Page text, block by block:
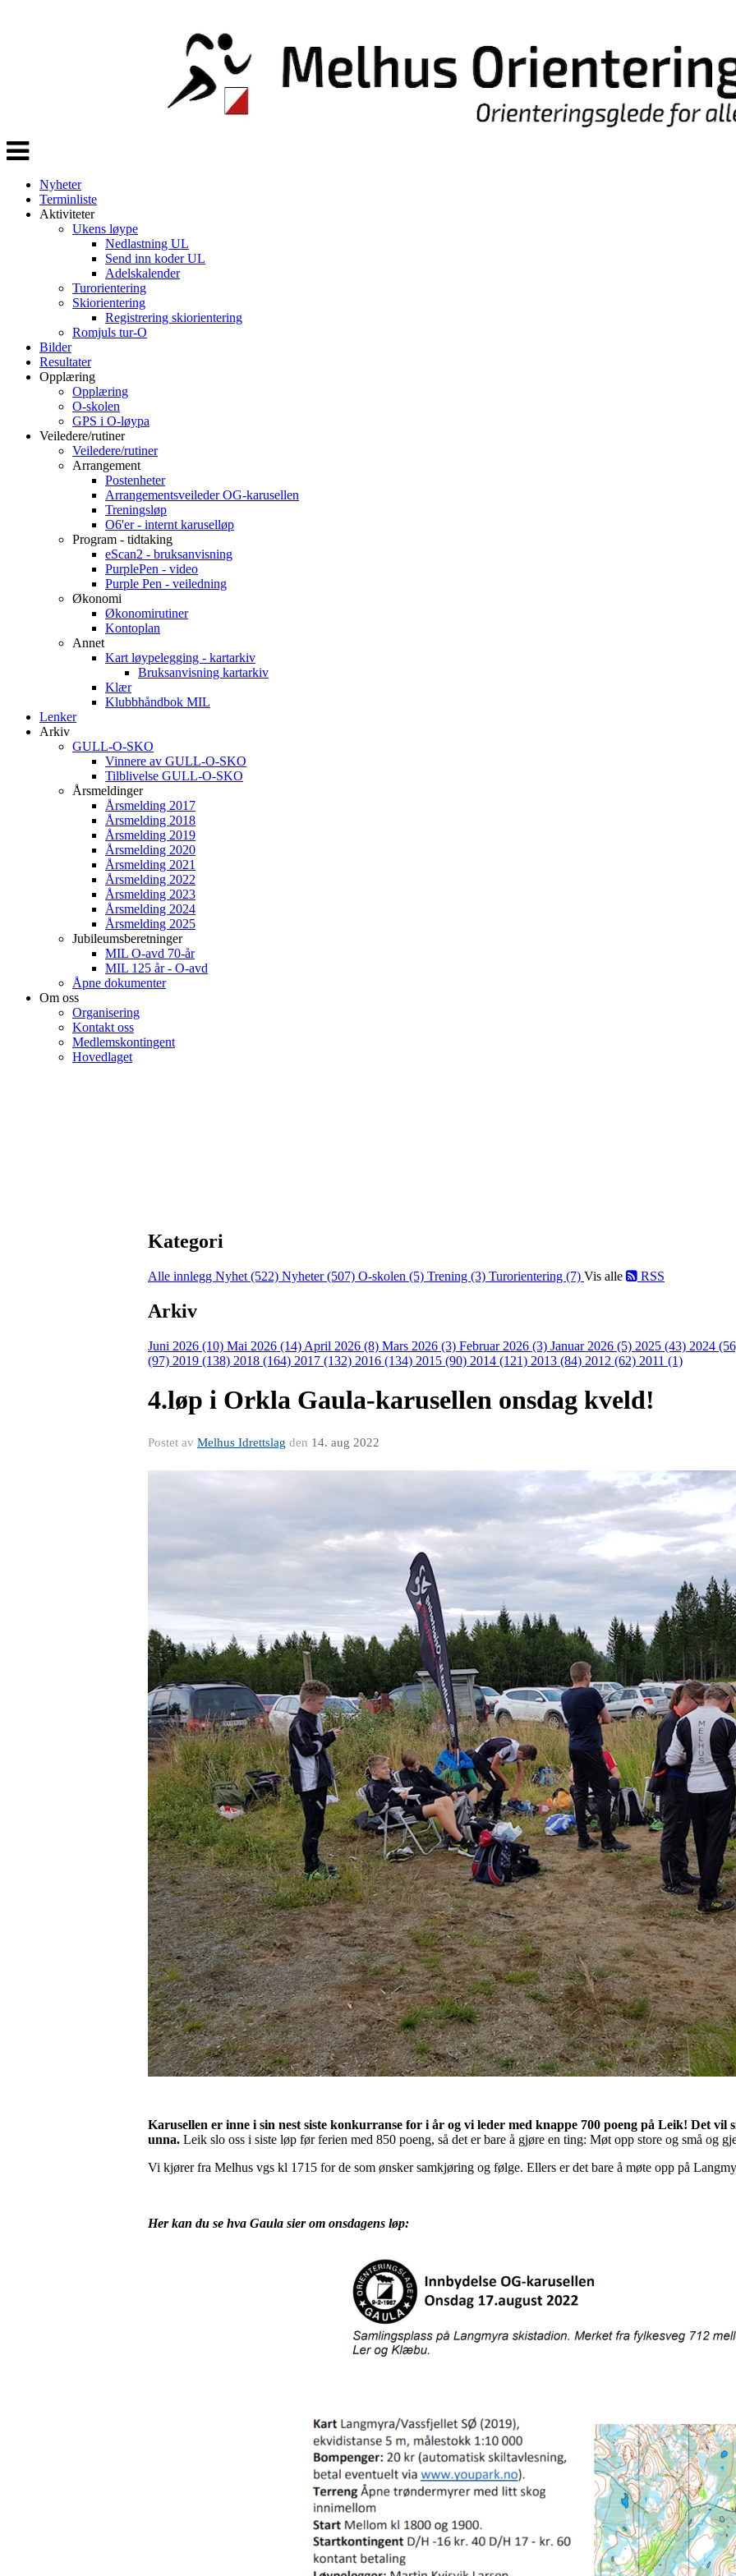
Veksle
navigasjon
Nyheter
Terminliste
Aktiviteter
Ukens løype
Nedlastning UL
Send inn koder UL
Adelskalender
Turorientering
Skiorientering
Registrering skiorientering
Romjuls tur-O
Bilder
Resultater
Opplæring
Opplæring
O-skolen
GPS i O-løypa
Veiledere/rutiner
Veiledere/rutiner
Arrangement
Postenheter
Arrangementsveileder OG-karusellen
Treningsløp
O6'er - internt karuselløp
Program - tidtaking
eScan2 - bruksanvisning
PurplePen - video
Purple Pen - veiledning
Økonomi
Økonomirutiner
Kontoplan
Annet
Kart løypelegging - kartarkiv
Bruksanvisning kartarkiv
Klær
Klubbhåndbok MIL
Lenker
Arkiv
GULL-O-SKO
Vinnere av GULL-O-SKO
Tilblivelse GULL-O-SKO
Årsmeldinger
Årsmelding 2017
Årsmelding 2018
Årsmelding 2019
Årsmelding 2020
Årsmelding 2021
Årsmelding 2022
Årsmelding 2023
Årsmelding 2024
Årsmelding 2025
Jubileumsberetninger
MIL O-avd 70-år
MIL 125 år - O-avd
Åpne dokumenter
Om oss
Organisering
Kontakt oss
Medlemskontingent
Hovedlaget
Kategori
Alle innlegg Nyhet (522) Nyheter (507) O-skolen (5) Trening (3) Turorientering (7) Vis alle RSS
Arkiv
Juni 2026 (10) Mai 2026 (14) April 2026 (8) Mars 2026 (3) Februar 2026 (3) Januar 2026 (5) 2025 (43) 2024
(97) 2019 (138) 2018 (164) 2017 (132) 2016 (134) 2015 (90) 2014 (121) 2013 (84) 2012 (62) 2011 (1)
4.løp i Orkla Gaula-karusellen onsdag kveld!
Postet av Melhus Idrettslag den 14. aug 2022
Karusellen er inne i sin nest siste konkurranse for i år og vi leder med knappe 700 poeng på Leik! Det vil
unna. Leik slo oss i siste løp før ferien med 850 poeng, så det er bare å gjøre en ting: Møt opp store og små og
Vi kjører fra Melhus vgs kl 1715 for de som ønsker samkjøring og følge. Ellers er det bare å møte opp på
Her kan du se hva Gaula sier om onsdagens løp: